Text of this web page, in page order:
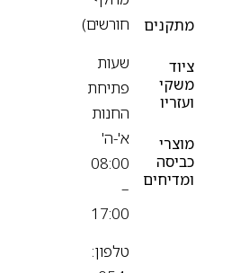
מתקנים
משקי
מוצרי
כביסה
ומדיחים
חורשים)
פתיחת
החנות
א'-ה'
08:00
–
17:00
טלפון: